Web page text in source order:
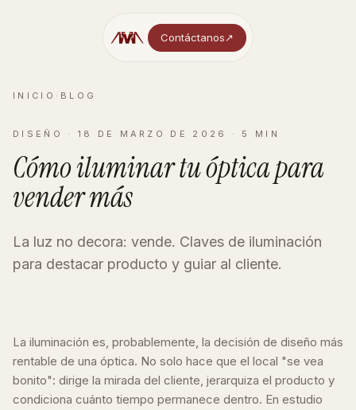
Contáctanos↗︎
INICIO · BLOG
DISEÑO · 18 DE MARZO DE 2026 · 5 MIN
Cómo iluminar tu óptica para
vender más
La luz no decora: vende. Claves de iluminación
para destacar producto y guiar al cliente.
La iluminación es, probablemente, la decisión de diseño más
rentable de una óptica. No solo hace que el local "se vea
bonito": dirige la mirada del cliente, jerarquiza el producto y
condiciona cuánto tiempo permanece dentro. En estudio